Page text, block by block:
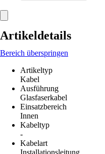
Artikeldetails
Bereich überspringen
Artikeltyp
Kabel
Ausführung
Glasfaserkabel
Einsatzbereich
Innen
Kabeltyp
-
Kabelart
Installationsleitung